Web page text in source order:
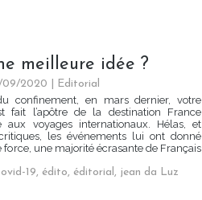
meilleure idée ?
09/2020
Editorial
confinement, en mars dernier, votre
fait l’apôtre de la destination France
aux voyages internationaux. Hélas, et
les événements lui ont donné
force, une majorité écrasante de Français
19, édito, éditorial, jean da Luz